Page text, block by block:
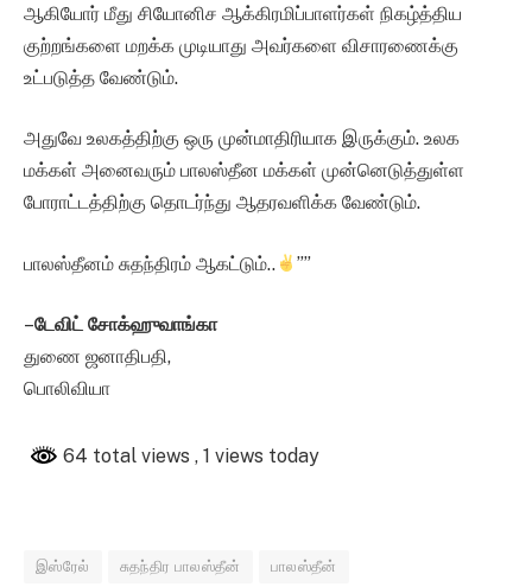
ஆகியோர் மீது சியோனிச ஆக்கிரமிப்பாளர்கள் நிகழ்த்திய
குற்றங்களை மறக்க முடியாது அவர்களை விசாரணைக்கு
உட்படுத்த வேண்டும்.
அதுவே உலகத்திற்கு ஒரு முன்மாதிரியாக இருக்கும். உலக
மக்கள் அனைவரும் பாலஸ்தீன மக்கள் முன்னெடுத்துள்ள
போராட்டத்திற்கு தொடர்ந்து ஆதரவளிக்க வேண்டும்.
பாலஸ்தீனம் சுதந்திரம் ஆகட்டும்.. ””
–டேவிட் சோக்ஹுவாங்கா
துணை ஜனாதிபதி,
பொலிவியா
64 total views , 1 views today
இஸ்ரேல் சுதந்திர பாலஸ்தீன் பாலஸ்தீன்